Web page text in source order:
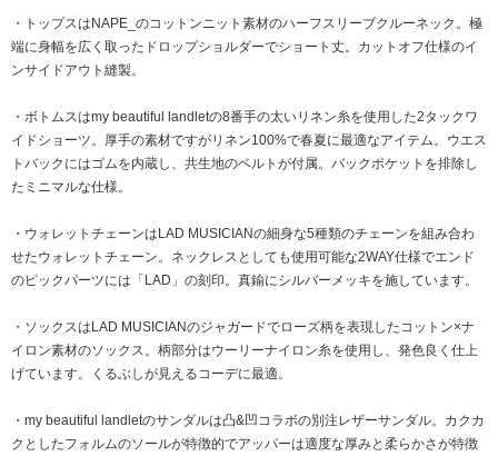
・トップスはNAPE_のコットンニット素材のハーフスリーブクルーネック。極
端に身幅を広く取ったドロップショルダーでショート丈。カットオフ仕様のイ
ンサイドアウト縫製。
・ボトムスはmy beautiful landletの8番手の太いリネン糸を使用した2タックワ
イドショーツ。厚手の素材ですがリネン100%で春夏に最適なアイテム。ウエス
トバックにはゴムを内蔵し、共生地のベルトが付属。バックポケットを排除し
たミニマルな仕様。
・ウォレットチェーンはLAD MUSICIANの細身な5種類のチェーンを組み合わ
せたウォレットチェーン。ネックレスとしても使用可能な2WAY仕様でエンド
のピックパーツには「LAD」の刻印。真鍮にシルバーメッキを施しています。
・ソックスはLAD MUSICIANのジャガードでローズ柄を表現したコットン×ナ
イロン素材のソックス。柄部分はウーリーナイロン糸を使用し、発色良く仕上
げています。くるぶしが見えるコーデに最適。
・my beautiful landletのサンダルは凸&凹コラボの別注レザーサンダル。カクカ
クとしたフォルムのソールが特徴的でアッパーは適度な厚みと柔らかさが特徴